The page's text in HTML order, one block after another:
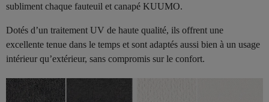
subliment chaque fauteuil et canapé KUUMO.
Dotés d’un traitement UV de haute qualité, ils offrent une
excellente tenue dans le temps et sont adaptés aussi bien à un usage
intérieur qu’extérieur, sans compromis sur le confort.